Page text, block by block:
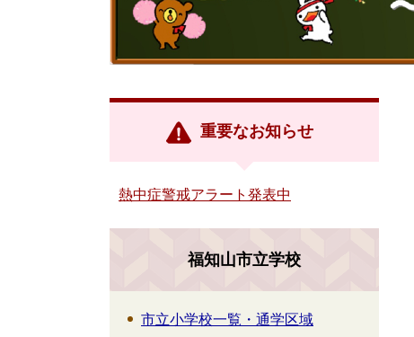
重要なお知らせ
熱中症警戒アラート発表中
福知山市立学校
市立小学校一覧・通学区域